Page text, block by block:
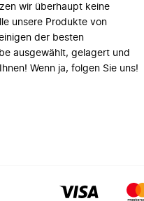
wir überhaupt keine
unsere Produkte von
der besten
ausgewählt, gelagert und
Wenn ja, folgen Sie uns!